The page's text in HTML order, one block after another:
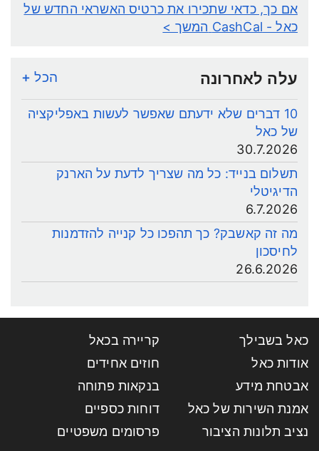
אם כך, כדאי שתכירו את כרטיס האשראי החדש של
כאל - CashCal
המשך >
עלה לאחרונה הכל +
10 דברים שלא ידעתם שאפשר לעשות באפליקציה
של כאל
30.7.2026
תשלום בנייד: כל מה שצריך לדעת על הארנק
הדיגיטלי
6.7.2026
מה זה קאשבק? כך תהפכו כל קנייה להזדמנות
לחיסכון
26.6.2026
כאל בשבילך
קריירה בכאל
אודות כאל
חוזים אחידים
אבטחת מידע
בנקאות פתוחה
אמנת השירות של כאל
דוחות כספיים
נציב תלונות הציבור
פרסומים משפטיים